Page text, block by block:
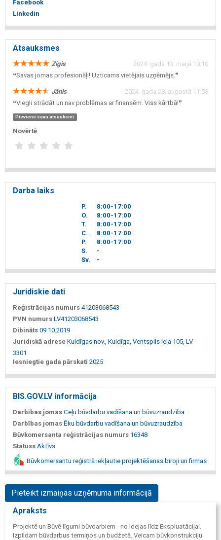
Facebook
Linkedin
Atsauksmes
Zigis
2024. gada 13. maijā 10:10
❝Savas jomas profesionāļi! Uzticams vietējais uzņēmējs.❞
Jānis
2024. gada 28. augustā 11:58
❝Viegli strādāt un nav problēmas ar finansēm. Viss kārtbā!❞
Pievieno savu atsauksmi
Novērtē
Darba laiks
P. 8 00-17 00
O.
8 00-17 00
T.
8 00-17 00
C.
8 00-17 00
P.
8 00-17 00
S.
-
Sv.
-
Juridiskie dati
Reģistrācijas numurs 41203068543
PVN numurs LV41203068543
Dibināts 09.10.2019
Juridiskā adrese Kuldīgas nov., Kuldīga, Ventspils iela 105, LV-
3301
Iesniegtie gada pārskati 2025
BIS.GOV.LV informācija
Darbības jomas Ceļu būvdarbu vadīšana un būvuzraudzība
Darbības jomas Ēku būvdarbu vadīšana un būvuzraudzība
Būvkomersanta reģistrācijas numurs 16348
Statuss Aktīvs
Būvkomersantu reģistrā iekļautie projektēšanas biroji un firmas
Pieteikt izmaiņas uzņēmuma informācijā
Apraksts
Projektē un Būvē līgumi būvdarbiem - no Idejas līdz Ekspluatācijai.
Izpildam būvdarbus termiņos un budžetā. Veicam būvkonstrukciju